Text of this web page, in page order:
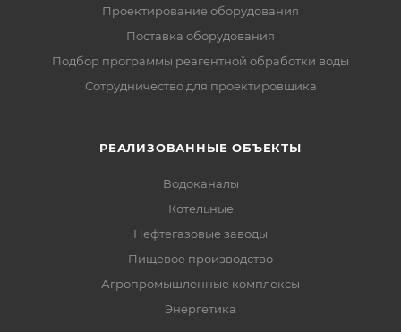
Проектирование оборудования
Поставка оборудования
Подбор программы реагентной обработки воды
Сотрудничество для проектировщика
РЕАЛИЗОВАННЫЕ ОБЪЕКТЫ
Водоканалы
Котельные
Нефтегазовые заводы
Пищевое производство
Агропромышленные комплексы
Энергетика